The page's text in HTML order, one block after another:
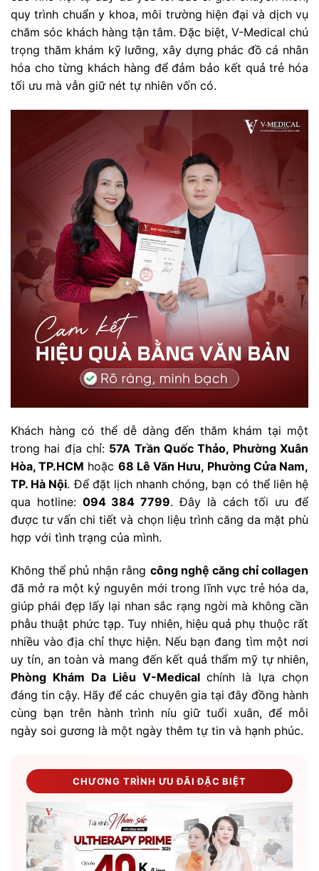
quy trình chuẩn y khoa, môi trường hiện đại và dịch vụ
chăm sóc khách hàng tận tâm. Đặc biệt, V-Medical chú
trọng thăm khám kỹ lưỡng, xây dựng phác đồ cá nhân
hóa cho từng khách hàng để đảm bảo kết quả trẻ hóa
tối ưu mà vẫn giữ nét tự nhiên vốn có.
Khách hàng có thể dễ dàng đến thăm khám tại một
trong hai địa chỉ: 57A Trần Quốc Thảo, Phường Xuân
Hòa, TP.HCM hoặc 68 Lê Văn Hưu, Phường Cửa Nam,
TP. Hà Nội. Để đặt lịch nhanh chóng, bạn có thể liên hệ
qua hotline: 094 384 7799. Đây là cách tối ưu để
được tư vấn chi tiết và chọn liệu trình căng da mặt phù
hợp với tình trạng của mình.
Không thể phủ nhận rằng công nghệ căng chỉ collagen
đã mở ra một kỷ nguyên mới trong lĩnh vực trẻ hóa da,
giúp phái đẹp lấy lại nhan sắc rạng ngời mà không cần
phẫu thuật phức tạp. Tuy nhiên, hiệu quả phụ thuộc rất
nhiều vào địa chỉ thực hiện. Nếu bạn đang tìm một nơi
uy tín, an toàn và mang đến kết quả thẩm mỹ tự nhiên,
Phòng Khám Da Liễu V-Medicalchính là lựa chọn
đáng tin cậy. Hãy để các chuyên gia tại đây đồng hành
cùng bạn trên hành trình níu giữ tuổi xuân, để mỗi
ngày soi gương là một ngày thêm tự tin và hạnh phúc.
CHƯƠNG TRÌNH ƯU ĐÃI ĐẶC BIỆT